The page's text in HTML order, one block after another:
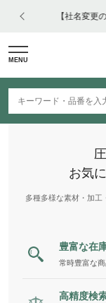
【社名変更
MENU
お気
多種多様な素材・加工
豊富な在
常時豊富な
高精度検